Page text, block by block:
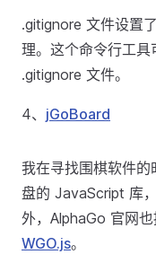
.gitignore 文件设置
理。这个命令行工
.gitignore 文件。
4、 jGoBoard
我在寻找围棋软件
盘的 JavaScript 库
外，AlphaGo 官网
WGO.js。